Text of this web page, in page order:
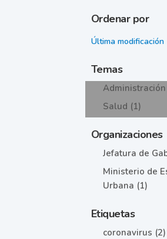
Ordenar por
Temas
Salud (1)
Organizaciones
Jefatura de
Ministerio de
Urbana (1)
Etiquetas
coronavirus (2)